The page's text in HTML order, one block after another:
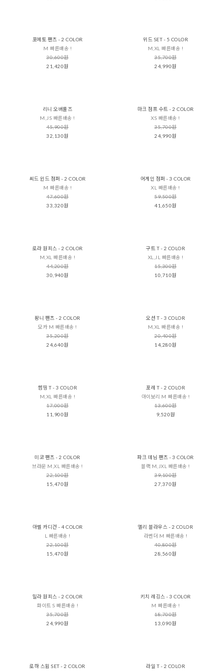
포에토 팬츠 - 2 COLOR
M 빠른배송 !
30,600원
21,420원
위드 SET - 5 COLOR
M,XL 빠른배송 !
35,700원
24,990원
리니 오버롤즈
M,JS 빠른배송 !
45,900원
32,130원
마크 점프 수트 - 2 COLOR
XS 빠른배송 !
35,700원
24,990원
씨드 윈드 점퍼 - 2 COLOR
M 빠른배송 !
47,600원
33,320원
어게인 점퍼 - 3 COLOR
XL 빠른배송 !
59,500원
41,650원
로라 원피스 - 2 COLOR
M,XL 빠른배송 !
44,200원
30,940원
구트 T - 2 COLOR
XL,JL 빠른배송 !
15,300원
10,710원
팡니 팬츠 - 2 COLOR
모카 M 빠른배송 !
35,200원
24,640원
오션 T - 3 COLOR
M,XL 빠른배송 !
20,400원
14,280원
썸띵 T - 3 COLOR
M,XL 빠른배송 !
17,000원
11,900원
포레 T - 2 COLOR
아이보리 M 빠른배송 !
13,600원
9,520원
미코 팬츠 - 2 COLOR
브라운 M,XL 빠른배송 !
22,100원
15,470원
파크 데님 팬츠 - 3 COLOR
블랙 M,JXL 빠른배송 !
39,100원
27,370원
아벨 카디건 - 4 COLOR
L 빠른배송 !
22,100원
15,470원
엘리 블라우스 - 2 COLOR
라벤더 M 빠른배송 !
40,800원
28,560원
밀라 원피스 - 2 COLOR
화이트 S 빠른배송 !
35,700원
24,990원
키치 레깅스 - 3 COLOR
M 빠른배송 !
18,700원
13,090원
로하 스윔 SET - 2 COLOR
라일 T - 2 COLOR